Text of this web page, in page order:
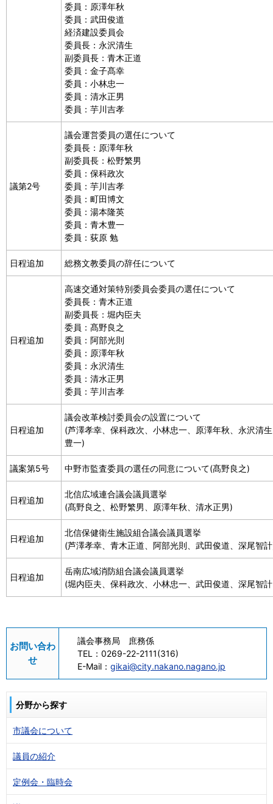
委員：原澤年秋
委員：武田俊道
経済建設委員会
委員長：永沢清生
副委員長：青木正道
委員：金子髙幸
委員：小林忠一
委員：清水正男
委員：芋川吉孝
議第2号
議会運営委員の選任について
委員長：原澤年秋
副委員長：松野繁男
委員：保科政次
委員：芋川吉孝
委員：町田博文
委員：湯本隆英
委員：青木豊一
委員：荻原 勉
日程追加 総務文教委員の辞任について
日程追加
高速交通対策特別委員会委員の選任について
委員長：青木正道
副委員長：堀内臣夫
委員：髙野良之
委員：阿部光則
委員：原澤年秋
委員：永沢清生
委員：清水正男
委員：芋川吉孝
日程追加
議会改革検討委員会の設置について
(芦澤孝幸、保科政次、小林忠一、原澤年秋、永沢清
豊一)
議案第5号 中野市監査委員の選任の同意について(髙野良之)
日程追加
北信広域連合議会議員選挙
(髙野良之、松野繁男、原澤年秋、清水正男)
日程追加
北信保健衛生施設組合議会議員選挙
(芦澤孝幸、青木正道、阿部光則、武田俊道、深尾智
日程追加
岳南広域消防組合議会議員選挙
(堀内臣夫、保科政次、小林忠一、武田俊道、深尾智
お問い合わ
せ
議会事務局 庶務係
TEL： 0269-22-2111(316)
E-Mail： gikai@city.nakano.nagano.jp
分野から探す
市議会について
議員の紹介
定例会・臨時会